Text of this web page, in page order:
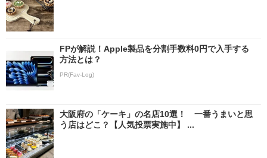
FPが解説！Apple製品を分割手数料0円で入手する
方法とは？
PR(Fav-Log)
大阪府の「ケーキ」の名店10選！ 一番うまいと思
う店はどこ？【人気投票実施中】 ...